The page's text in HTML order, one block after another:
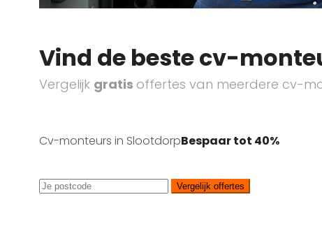
Vind de beste cv-
Vergelijk gratis offertes van meerdere cv-
Cv-monteurs in SlootdorpBespaar tot 40%
Vergelijk offertes